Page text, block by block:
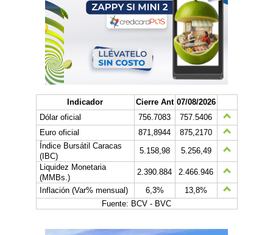
Indicador Cierre Ant 07/08/2026
Dólar oficial
756.7083
757.5406
Euro oficial
871,8944
875,2170
Índice Bursátil Caracas
(IBC)
5.158,98
5.256,49
Liquidez Monetaria
(MMBs.)
2.390.884
2.466.946
Inflación (Var% mensual)
6,3%
13,8%
Fuente: BCV - BVC